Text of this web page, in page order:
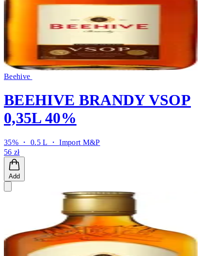
Beehive
BEEHIVE BRANDY VSOP
0,35L 40%
35% ・ 0.5 L ・Import M&P
56 zł
Add